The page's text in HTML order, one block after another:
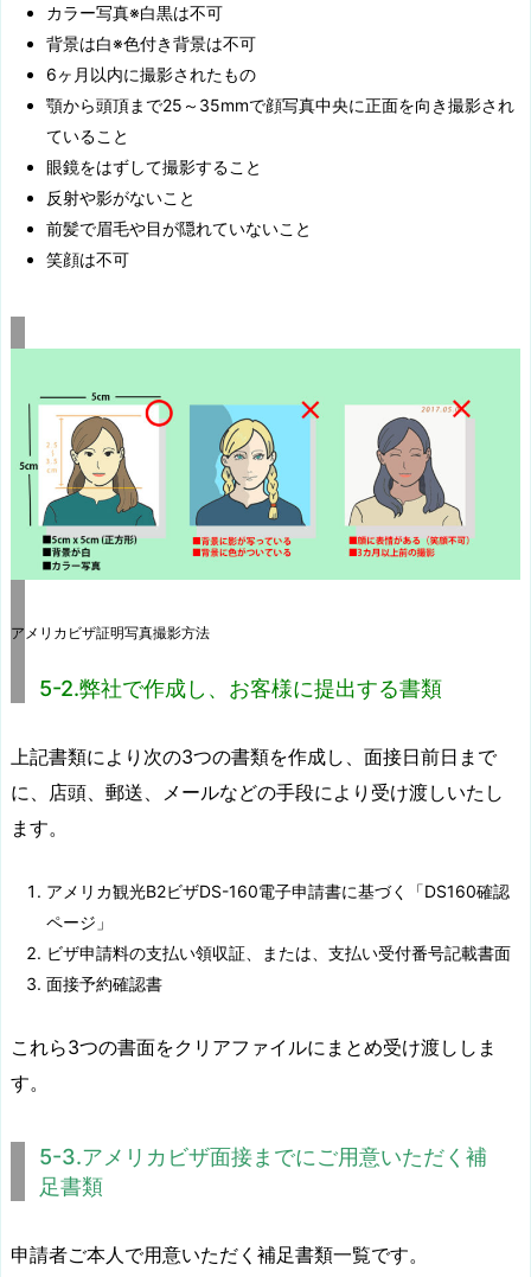
カラー写真※白黒は不可
背景は白※色付き背景は不可
6ヶ月以内に撮影されたもの
顎から頭頂まで25～35mmで顔写真中央に正面を向き撮影され
ていること
眼鏡をはずして撮影すること
反射や影がないこと
前髪で眉毛や目が隠れていないこと
笑顔は不可
アメリカビザ証明写真撮影方法
5-2.弊社で作成し、お客様に提出する書類
上記書類により次の3つの書類を作成し、面接日前日まで
に、店頭、郵送、メールなどの手段により受け渡しいたし
ます。
アメリカ観光B2ビザDS-160電子申請書に基づく「DS160確認
ページ」
ビザ申請料の支払い領収証、または、支払い受付番号記載書面
面接予約確認書
これら3つの書面をクリアファイルにまとめ受け渡ししま
す。
5-3.アメリカビザ面接までにご用意いただく補
足書類
申請者ご本人で用意いただく補足書類一覧です。